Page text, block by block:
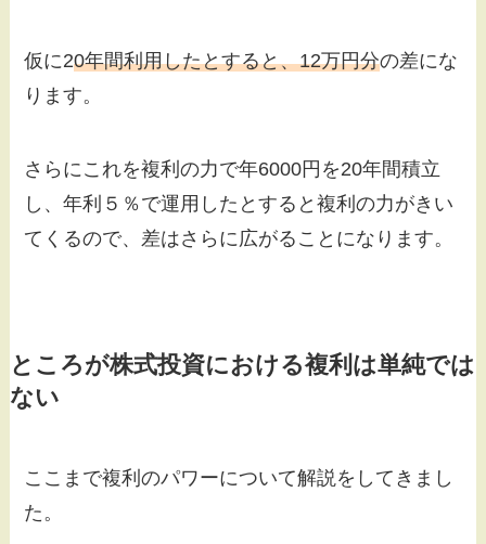
仮に20年間利用したとすると、12万円分の差にな
ります。
さらにこれを複利の力で年6000円を20年間積立
し、年利５％で運用したとすると複利の力がきい
てくるので、差はさらに広がることになります。
ところが株式投資における複利は単純では
ない
ここまで複利のパワーについて解説をしてきまし
た。